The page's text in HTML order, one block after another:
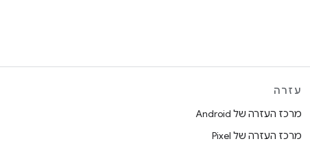
עזרה
מרכז העזרה של Android
מרכז העזרה של Pixel